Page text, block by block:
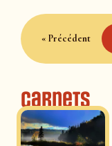
« Précédent
Carnets